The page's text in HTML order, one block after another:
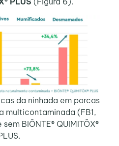
da ninhada em porcas
multicontaminada (FB1,
BIŌNTE® QUIMITŌX®